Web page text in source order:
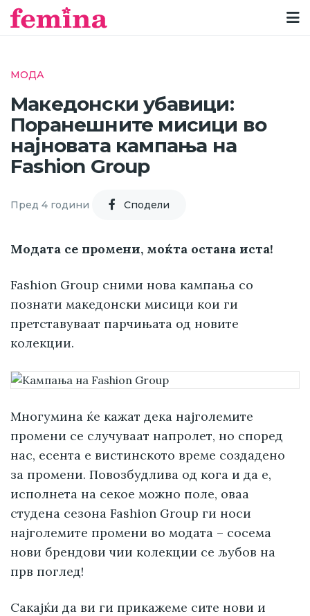
МОДА
Македонски убавици:
Поранешните мисици во
најновата кампања на
Fashion Group
Пред 4 години Cподели
Модата се промени, моќта остана иста!
Fashion Group сними нова кампања со
познати македонски мисици кои ги
претставуваат парчињата од новите
колекции.
Многумина ќе кажат дека најголемите
промени се случуваат напролет, но според
нас, есента е вистинското време создадено
за промени. Повозбудлива од кога и да е,
исполнета на секое можно поле, оваа
студена сезона Fashion Group ги носи
најголемите промени во модата – сосема
нови брендови чии колекции се љубов на
прв поглед!
Сакајќи да ви ги прикажеме сите нови и